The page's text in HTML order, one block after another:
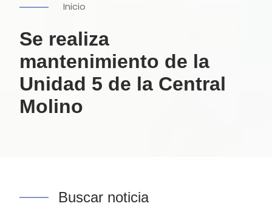
Inicio
Se realiza
mantenimiento de la
Unidad 5 de la Central
Molino
Buscar noticia